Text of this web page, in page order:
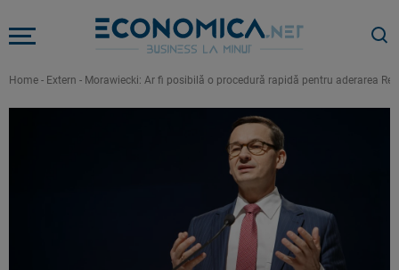
Home - Extern - Morawiecki: Ar fi posibilă o procedură rapidă pentru aderarea